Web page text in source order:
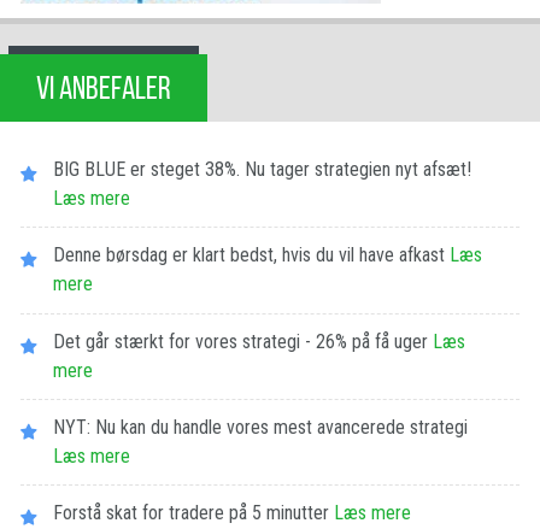
VI ANBEFALER
BIG BLUE er steget 38%. Nu tager strategien nyt afsæt!
Læs mere
Denne børsdag er klart bedst, hvis du vil have afkast Læs
mere
Det går stærkt for vores strategi - 26% på få uger Læs
mere
NYT: Nu kan du handle vores mest avancerede strategi
Læs mere
Forstå skat for tradere på 5 minutter Læs mere